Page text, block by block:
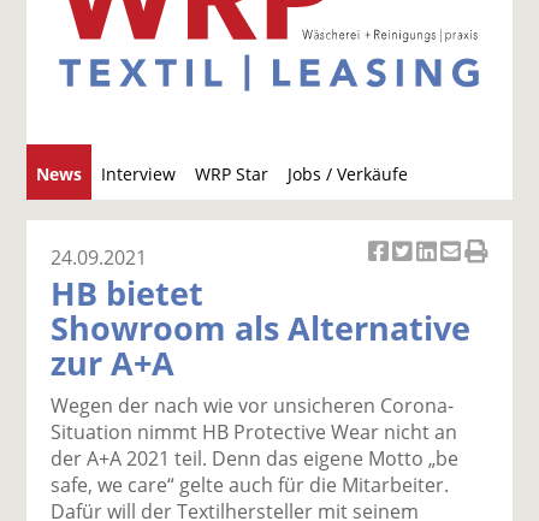
News Interview WRP Star Jobs / Verkäufe
u
c
k
uf
F
ac
e
k
wi
tt
er
n
k
uf
Li
n
k
k
er
E
m
ai
k
24.09.2021
HB bietet
Showroom als Alternative
zur A+A
Wegen der nach wie vor unsicheren Corona-
Situation nimmt HB Protective Wear nicht an
der A+A 2021 teil. Denn das eigene Motto „be
safe, we care“ gelte auch für die Mitarbeiter.
Dafür will der Textilhersteller mit seinem